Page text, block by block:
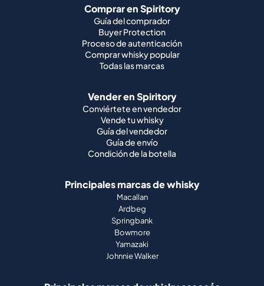
Comprar en Spiritory
Guía del comprador
Buyer Protection
Proceso de autenticación
Comprar whisky popular
Todas las marcas
Vender en Spiritory
Conviértete en vendedor
Vende tu whisky
Guía del vendedor
Guía de envío
Condición de la botella
Principales marcas de whisky
Macallan
Ardbeg
Springbank
Bowmore
Yamazaki
Johnnie Walker